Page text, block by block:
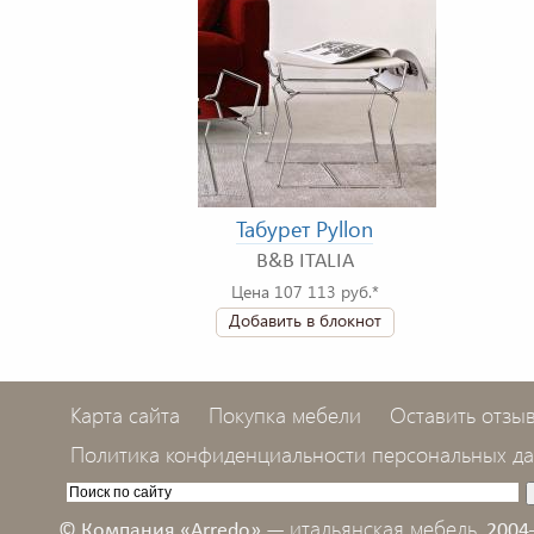
Табурет Pyllon
B&B ITALIA
Цена 107 113 руб.*
Добавить в блокнот
Карта сайта Покупка мебели
Оставить отзыв
Политика конфиденциальности персональных